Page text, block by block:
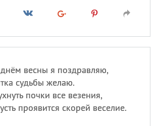
весны я поздравляю,
судьбы желаю.
почки все везения,
проявится скорей веселие.